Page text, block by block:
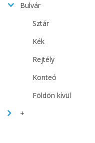
Bulvár
Sztár
Kék
Rejtély
Konteó
Földön kívül
+